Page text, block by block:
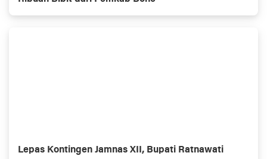
Lepas Kontingen Jamnas XII, Bupati Ratnawati